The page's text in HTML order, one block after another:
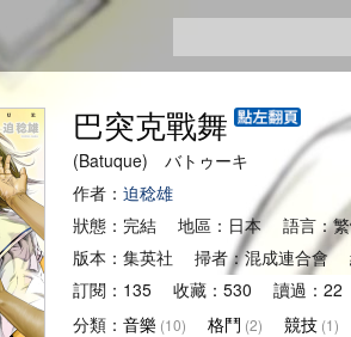
巴突克戰舞
(Batuque) バトゥーキ
作者： 迫稔雄
狀態：完結 地區：日本 語言：
版本：集英社 掃者：混成連合會
訂閱：135 收藏：530 讀過：
分類： 音樂 (10) 格鬥 (2) 競技 (1)